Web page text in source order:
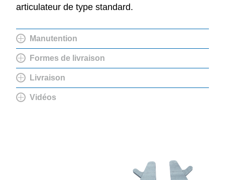
articulateur de type standard.
Manutention
Formes de livraison
Livraison
Vidéos